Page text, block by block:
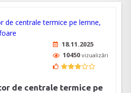
18.11.2025
10450 vizualizări
de centrale termice pe